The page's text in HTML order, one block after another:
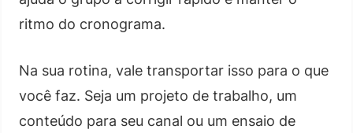
ritmo do cronograma.
Na sua rotina, vale transportar isso para o que
você faz. Seja um projeto de trabalho, um
conteúdo para seu canal ou um ensaio de